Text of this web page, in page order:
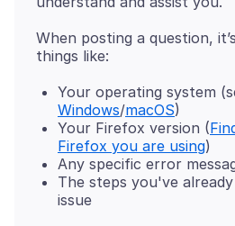
When posting a question,
Your operating system
Windows/macOS)
Your Firefox version (
Firefox you are using)
Any specific error
The steps you've
issue